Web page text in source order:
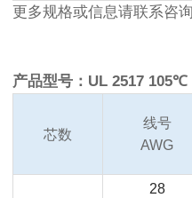
更多规格或信息请联系咨询
产品型号：UL 2517 105℃
芯数
线号
AWG
28